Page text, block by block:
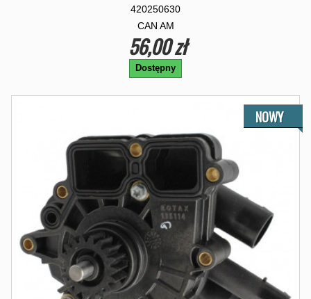
420250630
CAN AM
56,00 zł
Dostępny
NOWY